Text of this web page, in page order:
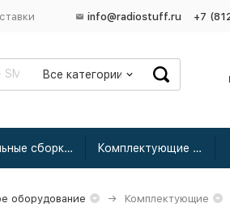
info@radiostuff.ru +7
Все категории
Кабельные сборки радиочастотные Комплектующие для усиления
оборудование Комплектующие